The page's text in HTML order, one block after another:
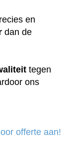
en
dan de
tegen
ons
offerte aan!